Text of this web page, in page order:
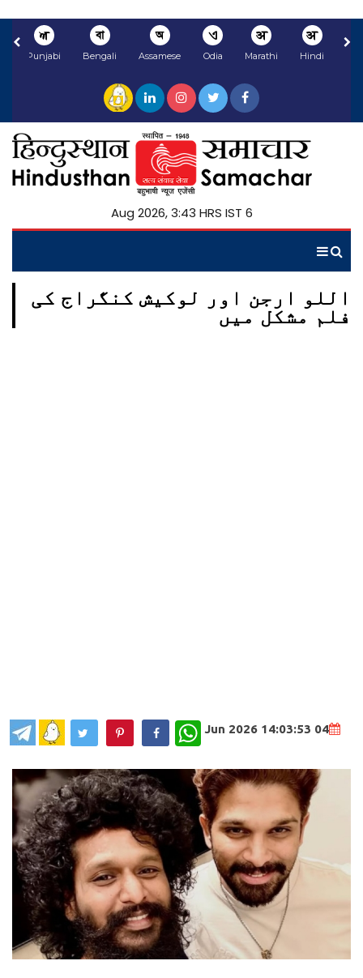
अ
Hindi
अ
Marathi
ଏ
Odia
অ
Assamese
বা
Bengali
ਅ
Punjabi
6 Aug 2026, 3:43 HRS IST
اللو ارجن اور لوکیش کنگراج کی
فلم مشکل میں
04 Jun 2026 14:03:53
WhatsApp